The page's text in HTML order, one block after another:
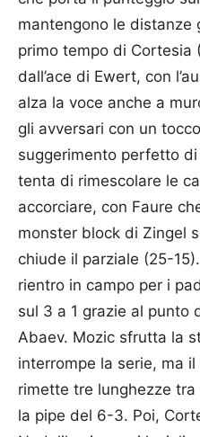
mantengono le distanze
primo tempo di Cortesia
dall’ace di Ewert, con
alza la voce anche a
gli avversari con un
suggerimento perfetto
tenta di rimescolare le
accorciare, con Faure
monster block di Zingel
chiude il parziale (25-
rientro in campo per i
sul 3 a 1 grazie al punto
Abaev. Mozic sfrutta la
interrompe la serie, ma
rimette tre lunghezze
la pipe del 6-3. Poi,